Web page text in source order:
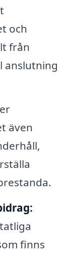
och
från
anslutning
även
finns